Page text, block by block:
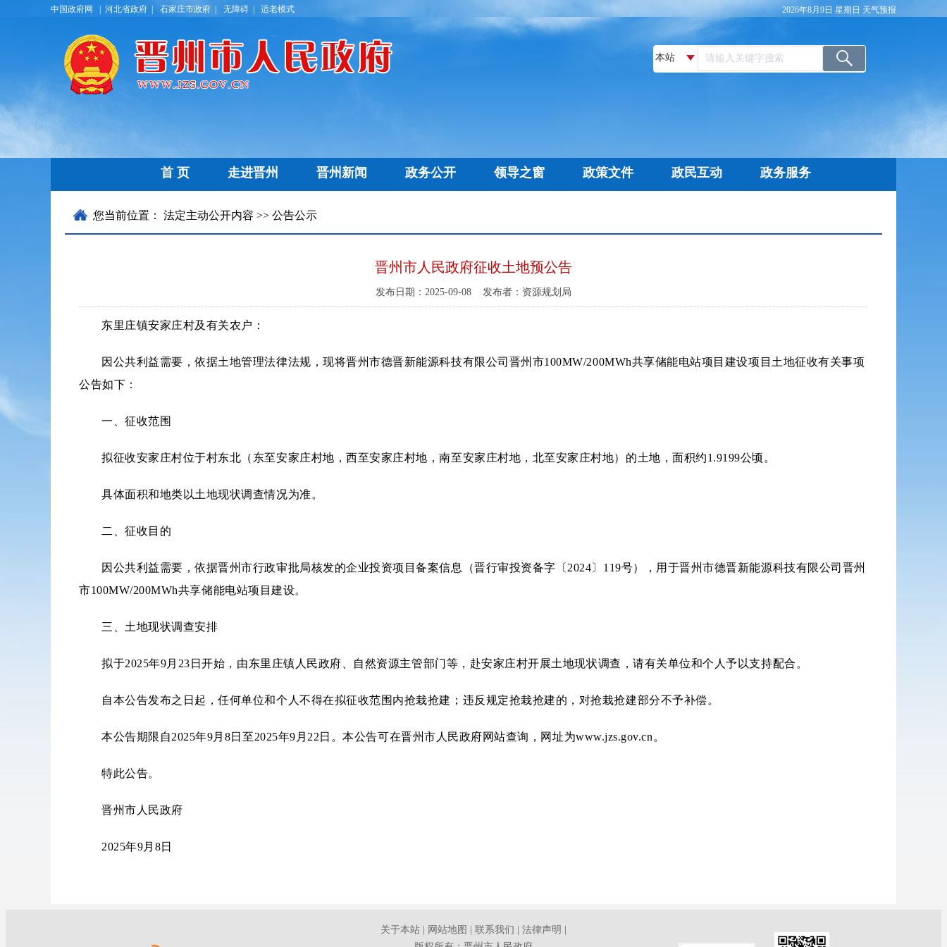
中国政府网 | 河北省政府 | 石家庄市政府 | 无障碍 | 适老模式 2026年8月9日 星期日 天气预报
首 页 走进晋州
历史文化 名优特产 乡镇区划
晋州新闻
晋州要闻 通知公告
政务公开 领导之窗 政策文件 政民互动 政务服务
您当前位置： 法定主动公开内容 >> 公告公示
晋州市人民政府征收土地预公告
发布日期：2025-09-08 发布者：资源规划局
东里庄镇安家庄村及有关农户：
因公共利益需要，依据土地管理法律法规，现将晋州市德晋新能源科技有限公司晋州市100MW/200MWh共享储能电站项目建设项目土地征收有关事项
公告如下：
一、征收范围
拟征收安家庄村位于村东北（东至安家庄村地，西至安家庄村地，南至安家庄村地，北至安家庄村地）的土地，面积约1.9199公顷。
具体面积和地类以土地现状调查情况为准。
二、征收目的
因公共利益需要，依据晋州市行政审批局核发的企业投资项目备案信息（晋行审投资备字〔2024〕119号），用于晋州市德晋新能源科技有限公司晋州
市100MW/200MWh共享储能电站项目建设。
三、土地现状调查安排
拟于2025年9月23日开始，由东里庄镇人民政府、自然资源主管部门等，赴安家庄村开展土地现状调查，请有关单位和个人予以支持配合。
自本公告发布之日起，任何单位和个人不得在拟征收范围内抢栽抢建；违反规定抢栽抢建的，对抢栽抢建部分不予补偿。
本公告期限自2025年9月8日至2025年9月22日。本公告可在晋州市人民政府网站查询，网址为www.jzs.gov.cn。
特此公告。
晋州市人民政府
2025年9月8日